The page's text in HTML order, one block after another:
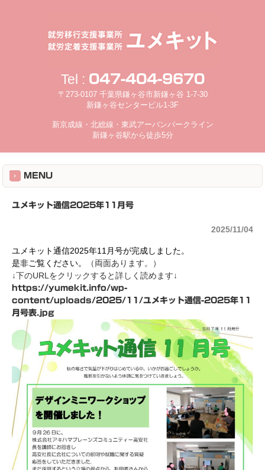
Tel : 047-404-9670
〒273-0107 千葉県鎌ヶ谷市新鎌ヶ谷 1-7-30
新鎌ヶ谷センタービル1-3F
新京成線・北総線・東武アーバンパークライン
新鎌ヶ谷駅から徒歩5分
MENU
ユメキット通信2025年11月号
2025/11/04
ユメキット通信2025年11月号が完成しました。
是非ご覧ください。
（両面あります。）
↓下のURLをクリックすると詳しく読めます↓
https://yumekit.info/wp-
content/uploads/2025/11/ユメキット通信-2025年11
月号表.jpg